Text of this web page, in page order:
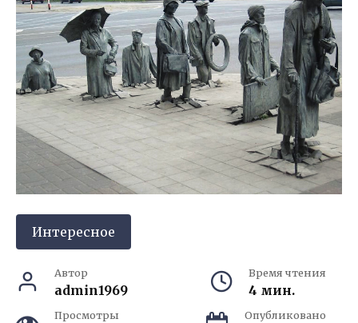
Интересное
Автор
admin1969
Время чтения
4 мин.
Просмотры Опубликовано